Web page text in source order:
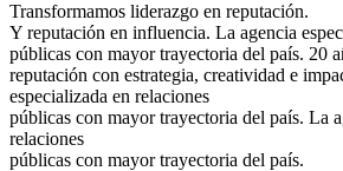
Transformamos liderazgo en reputación.
Y reputación en influencia. La agencia
públicas con mayor trayectoria del país. 20
reputación con estrategia, creatividad e
especializada en relaciones
públicas con mayor trayectoria del país. La
relaciones
públicas con mayor trayectoria del país.